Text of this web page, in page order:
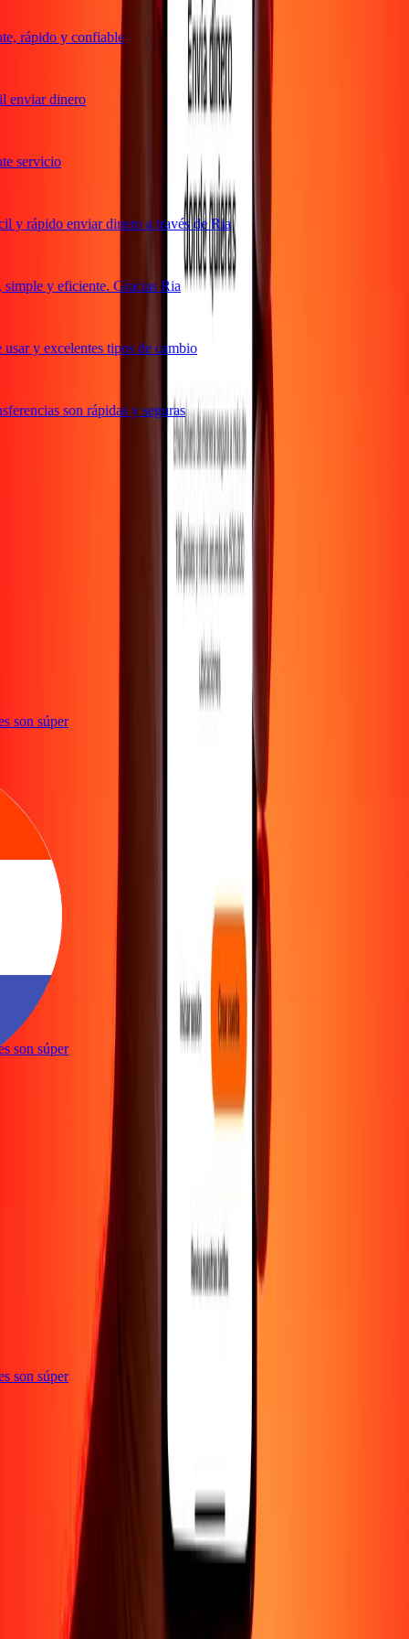
rápido y confiable
dinero
servicio
rápido enviar dinero a través de Ria
y eficiente. Gracias Ria
y excelentes tipos de cambio
son rápidas y seguras
son súper
son súper
son súper
Blog PromocionesSeguridad
Transferencia internacional de dineroCorporativo
Conviértete en promotor
Política de privacidad
Términos y
condiciones
Centro de ayuda